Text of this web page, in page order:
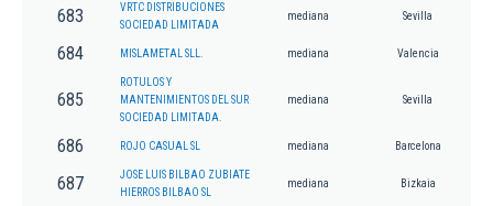
683
VRTC DISTRIBUCIONES
SOCIEDAD LIMITADA
mediana Sevilla
684 MISLAMETAL SLL. mediana Valencia
685
ROTULOS Y
MANTENIMIENTOS DEL SUR
SOCIEDAD LIMITADA.
mediana Sevilla
686 ROJO CASUAL SL mediana Barcelona
687
JOSE LUIS BILBAO ZUBIATE
HIERROS BILBAO SL
mediana Bizkaia